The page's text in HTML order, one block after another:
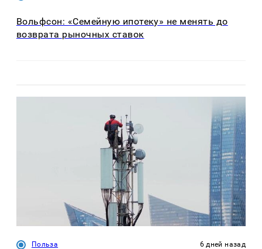
Вольфсон: «Семейную ипотеку» не менять до
возврата рыночных ставок
Польза 6 дней назад